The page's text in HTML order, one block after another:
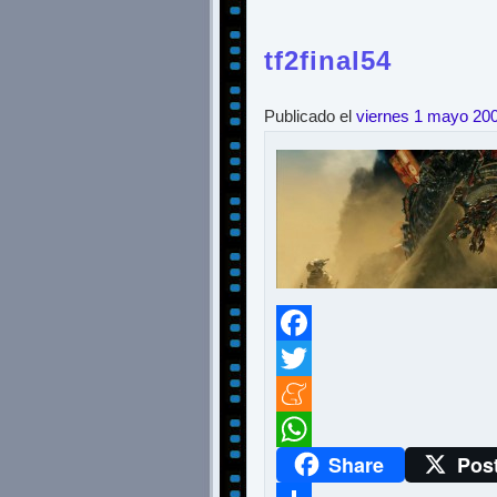
tf2final54
Publicado el viernes 1 mayo
Facebook
Twitter
Meneame
WhatsAppShare